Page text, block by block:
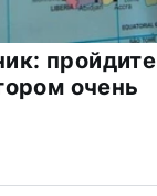
пройдите
очень